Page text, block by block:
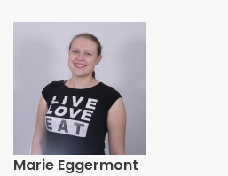
Marie Eggermont